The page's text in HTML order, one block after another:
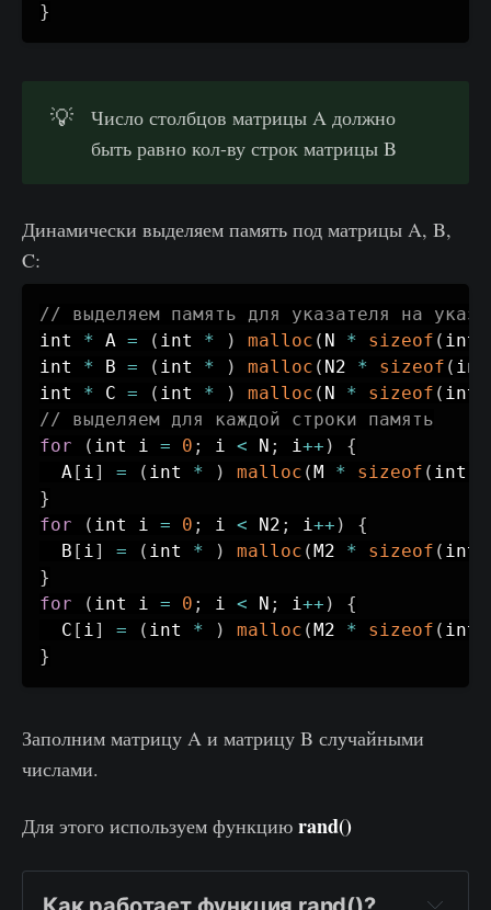
}
💡
Число столбцов матрицы A должно
быть равно кол-ву строк матрицы B
Динамически выделяем память под матрицы A, B,
C:
// выделяем память для указателя на
int * A = ( int * ) malloc ( N * sizeof ( int
int * B = ( int * ) malloc ( N2 * sizeof (
int * C = ( int * ) malloc ( N * sizeof ( int
// выделяем для каждой строки память
for
( int i = 0 ; i < N ; i++ )
{
  A
[ i] = ( int * ) malloc ( M * sizeof ( int
}
for
( int i = 0 ; i < N2 ; i++ )
{
  B
[ i] = ( int * ) malloc ( M2 * sizeof ( int
}
for
( int i = 0 ; i < N ; i++ )
{
  C
[ i] = ( int * ) malloc ( M2 * sizeof ( int
}
Заполним матрицу A и матрицу B случайными
числами.
Для этого используем функцию rand()